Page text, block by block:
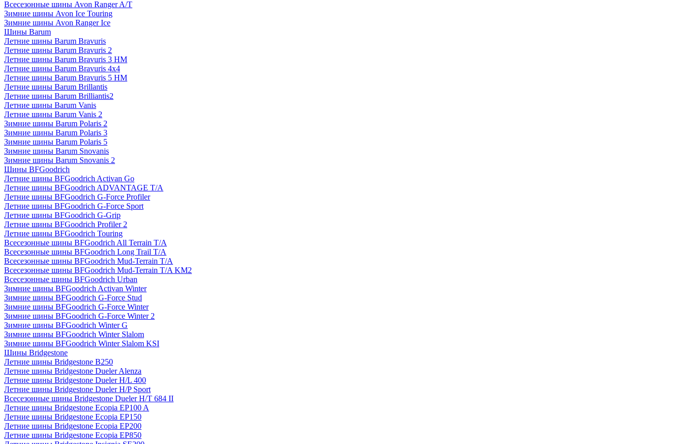
Всесезонные шины Avon Ranger A/T
Зимние шины Avon Ice Touring
Зимние шины Avon Ranger Ice
Шины Barum
Летние шины Barum Bravuris
Летние шины Barum Bravuris 2
Летние шины Barum Bravuris 3 HM
Летние шины Barum Bravuris 4х4
Летние шины Barum Bravuris 5 HM
Летние шины Barum Brillantis
Летние шины Barum Brilliantis2
Летние шины Barum Vanis
Летние шины Barum Vanis 2
Зимние шины Barum Polaris 2
Зимние шины Barum Polaris 3
Зимние шины Barum Polaris 5
Зимние шины Barum Snovanis
Зимние шины Barum Snovanis 2
Шины BFGoodrich
Летние шины BFGoodrich Activan Go
Летние шины BFGoodrich ADVANTAGE T/A
Летние шины BFGoodrich G-Force Profiler
Летние шины BFGoodrich G-Force Sport
Летние шины BFGoodrich G-Grip
Летние шины BFGoodrich Profiler 2
Летние шины BFGoodrich Touring
Всесезонные шины BFGoodrich All Terrain T/A
Всесезонные шины BFGoodrich Long Trail T/A
Всесезонные шины BFGoodrich Mud-Terrain T/A
Всесезонные шины BFGoodrich Mud-Terrain T/A KM2
Всесезонные шины BFGoodrich Urban
Зимние шины BFGoodrich Activan Winter
Зимние шины BFGoodrich G-Force Stud
Зимние шины BFGoodrich G-Force Winter
Зимние шины BFGoodrich G-Force Winter 2
Зимние шины BFGoodrich Winter G
Зимние шины BFGoodrich Winter Slalom
Зимние шины BFGoodrich Winter Slalom KSI
Шины Bridgestone
Летние шины Bridgestone B250
Летние шины Bridgestone Dueler Alenza
Летние шины Bridgestone Dueler H/L 400
Летние шины Bridgestone Dueler H/P Sport
Всесезонные шины Bridgestone Dueler H/T 684 II
Летние шины Bridgestone Ecopia EP100 A
Летние шины Bridgestone Ecopia EP150
Летние шины Bridgestone Ecopia EP200
Летние шины Bridgestone Ecopia EP850